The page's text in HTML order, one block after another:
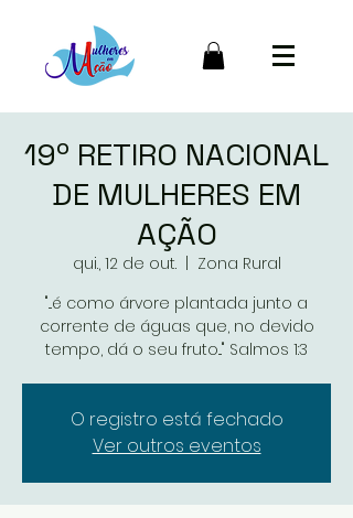
19º RETIRO NACIONAL
DE MULHERES EM
AÇÃO
qui., 12 de out.
  |
Zona Rural
"...é como árvore plantada junto a
corrente de águas que, no devido
tempo, dá o seu fruto..." Salmos 1:3
O registro está fechado
Ver outros eventos